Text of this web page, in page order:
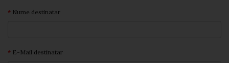
Nume destinatar
E-Mail destinatar